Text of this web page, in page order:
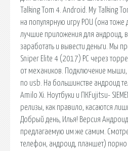
Talking Tom 4. Android. My Talking
на популярную игру POU (она тоже
лучшие приложения для андроид,
заработать и вывести деньги. Мы
Sniper Elite 4 (2017) PC через
от механиков. Подключение мыши,
по usb. На большинстве андроид
Amilo Xi. Ноутбуки и ПКFujitsu-
релизы, как правило, касаются
Добрый день, Илья! Версия
предлагаемую им же самим.
телефон, андроид, планшет)